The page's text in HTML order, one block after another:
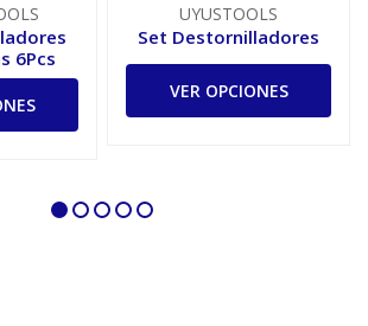
6Pcs
UYUSTOOLS
Set Destornilladores
VER OPCIONES